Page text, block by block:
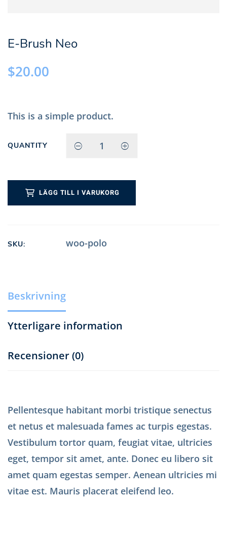
E-Brush Neo
$20.00
This is a simple product.
QUANTITY
E-BRUSH
LÄGG TILL I VARUKORG
SKU: woo-polo
Beskrivning
Ytterligare information
Recensioner (0)
Pellentesque habitant morbi tristique senectus
et netus et malesuada fames ac turpis egestas.
Vestibulum tortor quam, feugiat vitae, ultricies
eget, tempor sit amet, ante. Donec eu libero sit
amet quam egestas semper. Aenean ultricies mi
vitae est. Mauris placerat eleifend leo.